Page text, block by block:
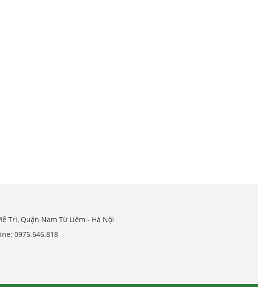
Trì, Quận Nam Từ Liêm - Hà Nội
0975.646.818